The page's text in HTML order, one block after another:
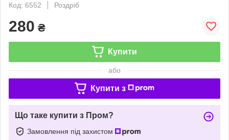
Код: 6552
Роздріб
280 ₴
Купити
або
Купити з
Що таке купити з Пром?
Замовлення під захистом